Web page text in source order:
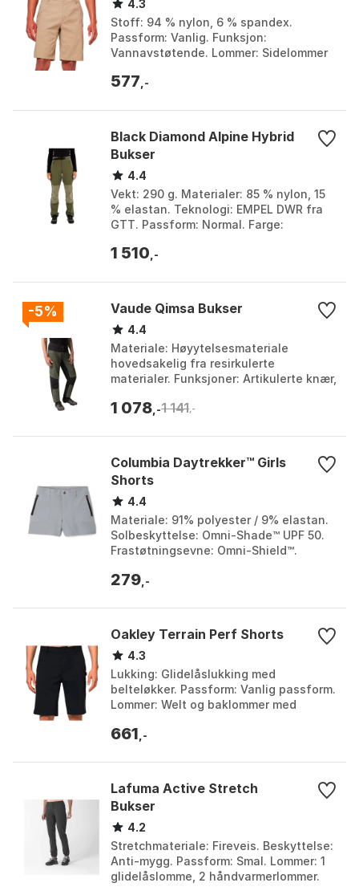
4.3
Stoff: 94 % nylon, 6 % spandex.
Passform: Vanlig. Funksjon:
Vannavstøtende. Lommer: Sidelommer
Blackout, Fathom, Rye. Størrelse...
577 ,-
Black Diamond Alpine Hybrid
Bukser
4.4
Vekt: 290 g. Materialer: 85 % nylon, 15
% elastan. Teknologi: EMPEL DWR fra
GTT. Passform: Normal. Farge:
Flax / dark cu...
1 510 ,-
-5% Vaude Qimsa Bukser
4.4
Materiale: Høyytelsesmateriale
hovedsakelig fra resirkulerte
materialer. Funksjoner: Artikulerte knær,
glidelåslomme. Bru...
1 078 ,-1 141 ,-
Columbia Daytrekker™ Girls
Shorts
4.4
Materiale: 91% polyester / 9% elastan.
Solbeskyttelse: Omni-Shade™ UPF 50.
Frastøtningsevne: Omni-Shield™.
Black, Columbi...
279 ,-
Oakley Terrain Perf Shorts
4.3
Lukking: Glidelåslukking med
belteløkker. Passform: Vanlig passform.
Lommer: Welt og baklommer med
SPANDEX. Farge: Blackout. ...
661 ,-
Lafuma Active Stretch
Bukser
4.2
Stretchmateriale: Fireveis. Beskyttelse:
Anti-mygg. Passform: Smal. Lommer: 1
glidelåslomme, 2 håndvarmerlommer.